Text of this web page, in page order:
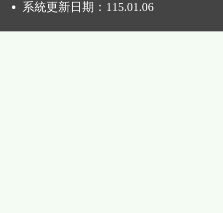
系統更新日期： 115.01.06